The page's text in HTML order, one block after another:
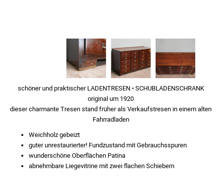
schöner und praktischer LADENTRESEN • SCHUBLADENSCHRANK
original um 1920
dieser charmante Tresen stand früher als Verkaufstresen in einem alten
Fahrradladen
Weichholz gebeizt
guter unrestaurierter! Fundzustand mit Gebrauchsspuren
wunderschöne Oberflächen Patina
abnehmbare Liegevitrine mit zwei flachen Schiebern